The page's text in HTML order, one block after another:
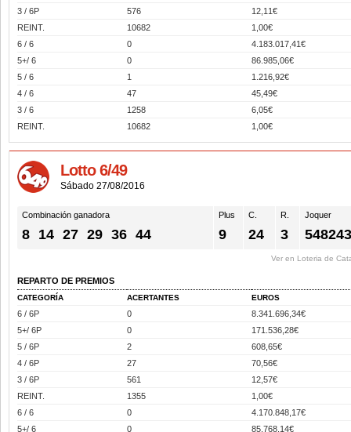
3 / 6P
576
12,11€
REINT.
10682
1,00€
6 / 6
0
4.183.017,41€
5+/ 6
0
86.985,06€
5 / 6
1
1.216,92€
4 / 6
47
45,49€
3 / 6
1258
6,05€
REINT.
10682 1,00€
Lotto 6/49
Sábado 27/08/2016
Combinación ganadora
8 14 27 29 36 44
Plus
9
C.
24
R.
3
Joquer
Ver en Loteria de
REPARTO DE PREMIOS
CATEGORÍA ACERTANTES EUROS
6 / 6P 0
8.341.696,34€
5+/ 6P
0
171.536,28€
5 / 6P
2
608,65€
4 / 6P
27
70,56€
3 / 6P
561
12,57€
REINT.
1355
1,00€
6 / 6
0
4.170.848,17€
5+/ 6
0
85.768,14€